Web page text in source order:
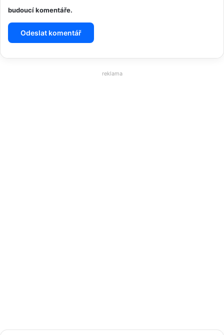
budoucí komentáře.
reklama